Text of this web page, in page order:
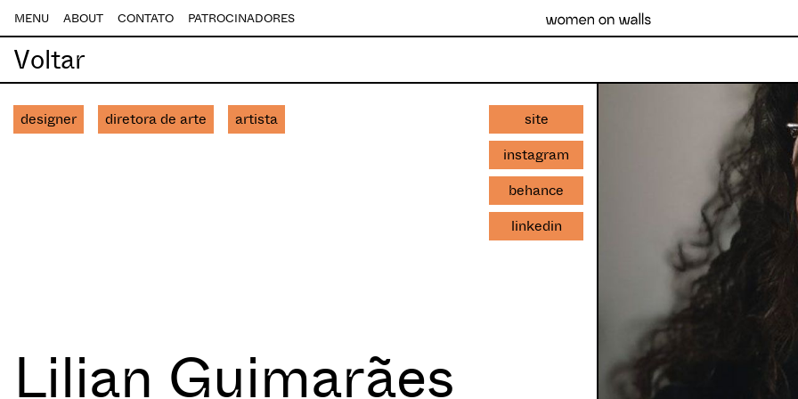
MENU ABOUT CONTATO PATROCINADORES
Voltar
designer diretora de arte artista
site
instagram
behance
linkedin
Lilian Guimarães